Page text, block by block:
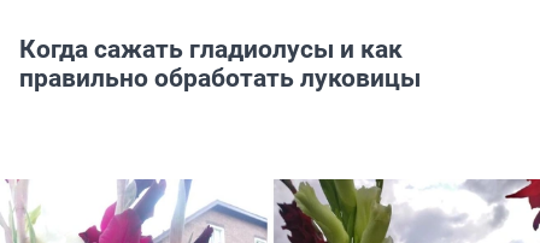
Когда сажать гладиолусы и как
правильно обработать луковицы